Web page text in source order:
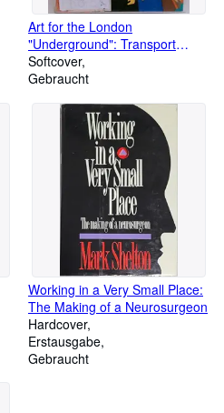
Art for the London
"Underground": Transport
Posters 1908 to the Present
Softcover
Gebraucht
Working in a Very Small Place:
The Making of a Neurosurgeon
Hardcover
Erstausgabe
Gebraucht